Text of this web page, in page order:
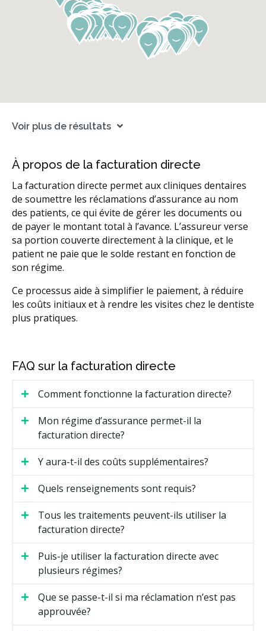
Voir plus de résultats
À propos de la facturation directe
La facturation directe permet aux cliniques dentaires
de soumettre les réclamations d’assurance au nom
des patients, ce qui évite de gérer les documents ou
de payer le montant total à l’avance. L’assureur verse
sa portion couverte directement à la clinique, et le
patient ne paie que le solde restant en fonction de
son régime.
Ce processus aide à simplifier le paiement, à réduire
les coûts initiaux et à rendre les visites chez le dentiste
plus pratiques.
FAQ sur la facturation directe
Comment fonctionne la facturation directe?
Mon régime d’assurance permet-il la
facturation directe?
Y aura-t-il des coûts supplémentaires?
Quels renseignements sont requis?
Tous les traitements peuvent-ils utiliser la
facturation directe?
Puis-je utiliser la facturation directe avec
plusieurs régimes?
Que se passe-t-il si ma réclamation n’est pas
approuvée?